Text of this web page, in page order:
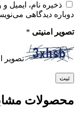
ذخیره نام، ایمیل
دوباره دیدگاهی
تصویر امنیتی *
تصویر
محصولات